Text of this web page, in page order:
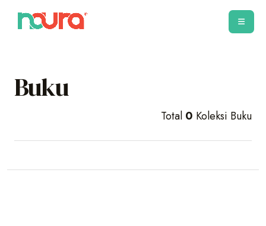
Buku
Total 0 Koleksi Buku